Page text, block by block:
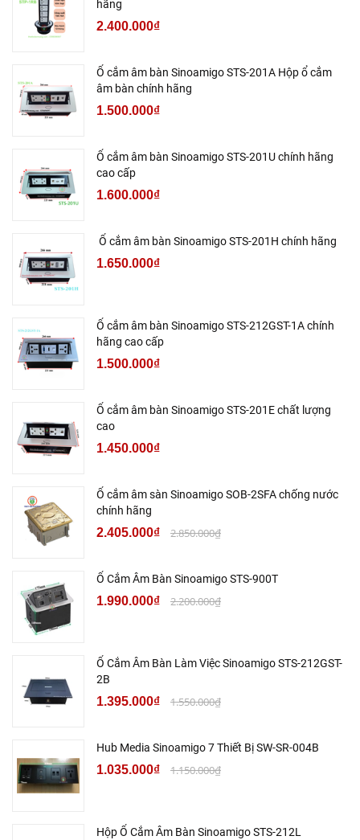
hãng
2.400.000₫
Ổ cắm âm bàn Sinoamigo STS-201A Hộp ổ cắm
âm bàn chính hãng
1.500.000₫
Ổ cắm âm bàn Sinoamigo STS-201U chính hãng
cao cấp
1.600.000₫
Ổ cắm âm bàn Sinoamigo STS-201H chính hãng
1.650.000₫
Ổ cắm âm bàn Sinoamigo STS-212GST-1A chính
hãng cao cấp
1.500.000₫
Ổ cắm âm bàn Sinoamigo STS-201E chất lượng
cao
1.450.000₫
Ổ cắm âm sàn Sinoamigo SOB-2SFA chống nước
chính hãng
2.405.000₫ 2.850.000₫
Ổ Cắm Âm Bàn Sinoamigo STS-900T
1.990.000₫ 2.200.000₫
Ổ Cắm Âm Bàn Làm Việc Sinoamigo STS-212GST-
2B
1.395.000₫ 1.550.000₫
Hub Media Sinoamigo 7 Thiết Bị SW-SR-004B
1.035.000₫ 1.150.000₫
Hộp Ổ Cắm Âm Bàn Sinoamigo STS-212L